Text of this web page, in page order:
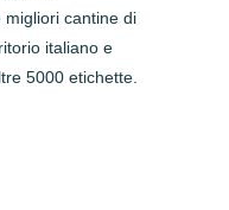
cantine di
italiano e
5000 etichette.